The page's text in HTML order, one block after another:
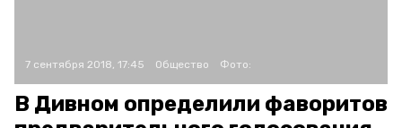
7 сентября 2018, 17:45 Общество Фото:
В Дивном определили фаворитов